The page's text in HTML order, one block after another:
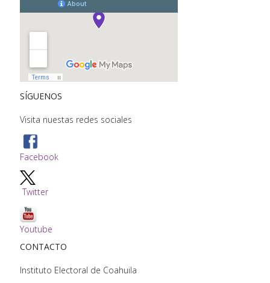
SÍGUENOS
Visita nuestas redes sociales
Facebook
Twitter
Youtube
CONTACTO
Instituto Electoral de Coahuila